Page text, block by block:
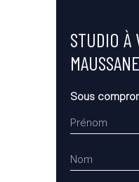
STUDIO À
Sous
Prénom
Nom